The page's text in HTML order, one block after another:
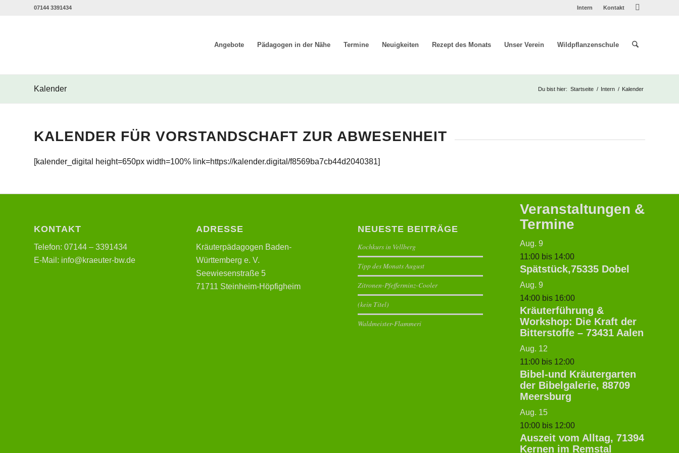
Intern Kontakt
07144 3391434
Angebote Pädagogen in der Nähe Termine Neuigkeiten Rezept des Monats Unser Verein Wildpflanzenschule
Kalender Du bist hier: Startseite / Intern / Kalender
KALENDER FÜR VORSTANDSCHAFT ZUR ABWESENHEIT
[kalender_digital height=650px width=100% link=https://kalender.digital/f8569ba7cb44d2040381]
KONTAKT
Telefon: 07144 – 3391434
E-Mail: info@kraeuter-bw.de
ADRESSE
Kräuterpädagogen Baden-
Württemberg e. V.
Seewiesenstraße 5
71711 Steinheim-Höpfigheim
NEUESTE BEITRÄGE
Kochkurs in Vellberg
Tipp des Monats August
Zitronen-Pfefferminz-Cooler
(kein Titel)
Waldmeister-Flammeri
Veranstaltungen &
Termine
Aug. 9
11:00bis 14:00
Spätstück,75335 Dobel
Aug. 9
14:00bis 16:00
Kräuterführung &
Workshop: Die Kraft der
Bitterstoffe – 73431 Aalen
Aug. 12
11:00bis 12:00
Bibel-und Kräutergarten
der Bibelgalerie, 88709
Meersburg
Aug. 15
10:00bis 12:00
Auszeit vom Alltag, 71394
Kernen im Remstal